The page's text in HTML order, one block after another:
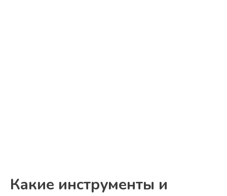
Какие инструменты и